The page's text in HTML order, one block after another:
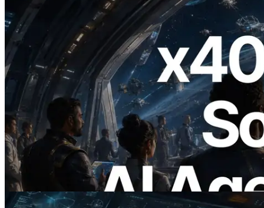
2026.07.04
ERPC เปิดตัว Solana RPC ที่รองรับ x402
— ยุคที่ AI Agent จ่ายเงินให้ API ที่ต้องใช้
แบบ On Demand
อ่านบทความนี้